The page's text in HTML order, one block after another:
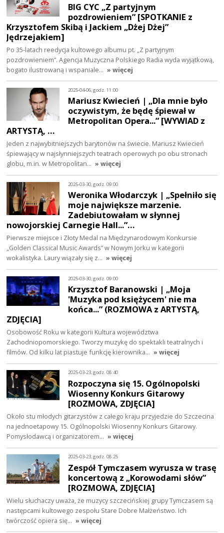
BIG CYC „Z partyjnym
pozdrowieniem” [SPOTKANIE z
Krzysztofem Skibą i Jackiem „Dżej Dżej”
Jędrzejakiem]
Po 35-latach reedycja kultowego albumu pt. „Z partyjnym
pozdrowieniem”. Agencja Muzyczna Polskiego Radia wyda wyjątkową,
bogato ilustrowaną i wspaniale… » więcej
2025-04-06, godz. 11:00
Mariusz Kwiecień | „Dla mnie było
oczywistym, że będę śpiewał w
Metropolitan Opera...” [WYWIAD z
ARTYSTĄ, …
Jeden z najwybitniejszych barytonów na świecie. Mariusz Kwiecień
śpiewający w najsłynniejszych teatrach operowych po obu stronach
globu, m.in. w Metropolitan… » więcej
2025-03-30, godz. 09:00
Weronika Włodarczyk | „Spełniło się
moje największe marzenie.
Zadebiutowałam w słynnej
nowojorskiej Carnegie Hall...”…
Pierwsze miejsce i Złoty Medal na Międzynarodowym Konkursie
„Golden Classical Music Awards” w Nowym Jorku w kategorii
wokalistyka. Laury wiązały się z… » więcej
2025-03-30, godz. 09:00
Krzysztof Baranowski | „Moja
'Muzyka pod księżycem' nie ma
końca...” (ROZMOWA z ARTYSTĄ,
ZDJĘCIA]
Osobowość Roku w kategorii Kultura województwa
Zachodniopomorskiego. Tworzy muzykę do spektakli teatralnych i
filmów. Od kilku lat piastuje funkcję kierownika… » więcej
2025-03-23, godz. 08:40
Rozpoczyna się 15. Ogólnopolski
Wiosenny Konkurs Gitarowy
[ROZMOWA, ZDJĘCIA]
Około stu młodych gitarzystów z całego kraju przyjedzie do Szczecina
na jednoetapowy 15. Ogólnopolski Wiosenny Konkurs Gitarowy.
Pomysłodawcą i organizatorem… » więcej
2025-03-23, godz. 08:25
Zespół Tymczasem wyrusza w trasę
koncertową z „Korowodami słów”
[ROZMOWA, ZDJĘCIA]
Wielu słuchaczy uważa, że muzycy szczecińskiej grupy Tymczasem są
następcami kultowego zespołu Stare Dobre Małżeństwo. Ich
twórczość opiera się… » więcej